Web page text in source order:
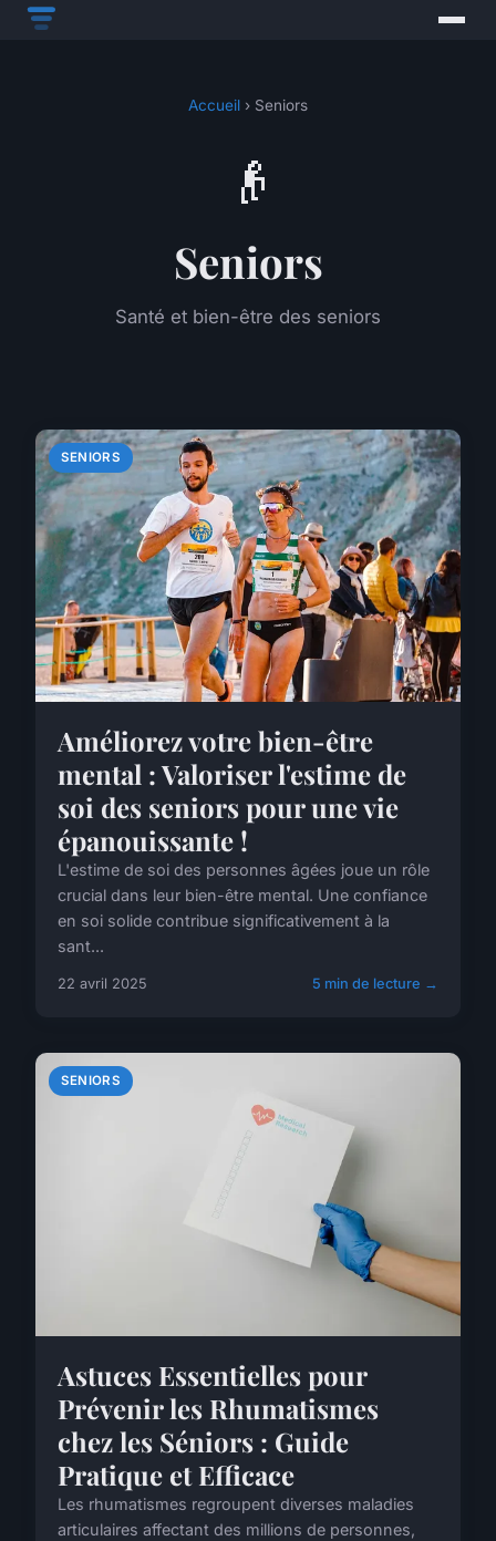
Accueil › Seniors
👴
Seniors
Santé et bien-être des seniors
SENIORS
Améliorez votre bien-être
mental : Valoriser l'estime de
soi des seniors pour une vie
épanouissante !
L'estime de soi des personnes âgées joue un rôle
crucial dans leur bien-être mental. Une confiance
en soi solide contribue significativement à la
sant...
22 avril 2025 5 min de lecture →
SENIORS
Astuces Essentielles pour
Prévenir les Rhumatismes
chez les Séniors : Guide
Pratique et Efficace
Les rhumatismes regroupent diverses maladies
articulaires affectant des millions de personnes,